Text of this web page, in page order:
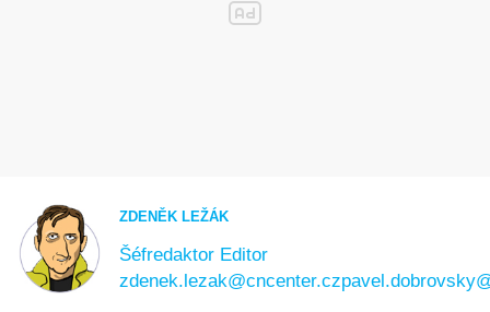
ZDENĚK LEŽÁK
Šéfredaktor Editor
zdenek.lezak@cncenter.cz